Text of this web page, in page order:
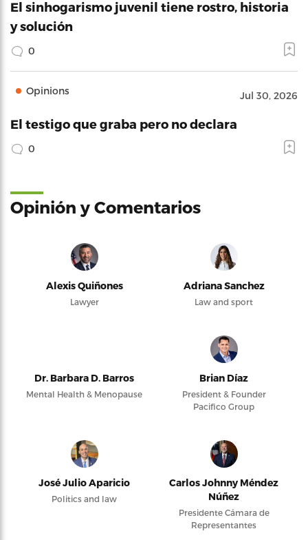
El sinhogarismo juvenil tiene rostro, historia
y solución
0
Opinions Jul 30, 2026
El testigo que graba pero no declara
0
Opinión y Comentarios
Alexis Quiñones
Lawyer
Adriana Sanchez
Law and sport
Dr. Barbara D. Barros
Mental Health & Menopause
Brian Díaz
President & Founder
Pacifico Group
José Julio Aparicio
Politics and law
Carlos Johnny Méndez
Núñez
Presidente Cámara de
Representantes